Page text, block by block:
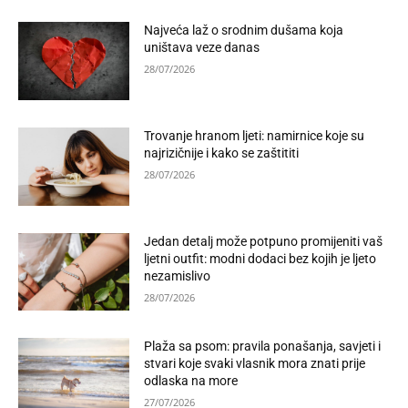
Najveća laž o srodnim dušama koja
uništava veze danas
28/07/2026
Trovanje hranom ljeti: namirnice koje su
najrizičnije i kako se zaštititi
28/07/2026
Jedan detalj može potpuno promijeniti vaš
ljetni outfit: modni dodaci bez kojih je ljeto
nezamislivo
28/07/2026
Plaža sa psom: pravila ponašanja, savjeti i
stvari koje svaki vlasnik mora znati prije
odlaska na more
27/07/2026